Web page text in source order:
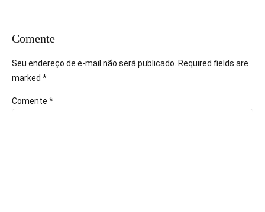
Comente
Seu endereço de e-mail não será publicado. Required fields are
marked *
Comente *